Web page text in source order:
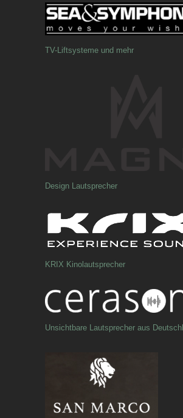
TV-Liftsysteme und mehr
Design Lautsprecher
KRIX Kinolautsprecher
Unsichtbare Lautsprecher aus